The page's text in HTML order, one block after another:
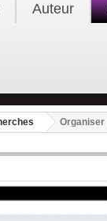
Auteur
Organiser